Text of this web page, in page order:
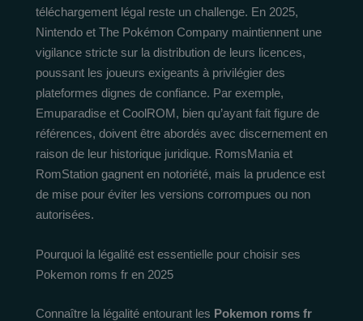
téléchargement légal reste un challenge. En 2025,
Nintendo et The Pokémon Company maintiennent une
vigilance stricte sur la distribution de leurs licences,
poussant les joueurs exigeants à privilégier des
plateformes dignes de confiance. Par exemple,
Emuparadise et CoolROM, bien qu’ayant fait figure de
références, doivent être abordés avec discernement en
raison de leur historique juridique. RomsMania et
RomStation gagnent en notoriété, mais la prudence est
de mise pour éviter les versions corrompues ou non
autorisées.
Pourquoi la légalité est essentielle pour choisir ses
Pokemon roms fr en 2025
Connaître la légalité entourant les Pokemon roms fr